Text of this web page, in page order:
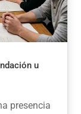
u
presencia